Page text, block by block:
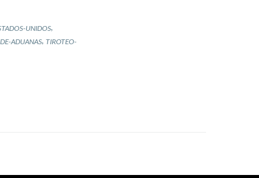
UNIDOS,
ADUANAS, TIROTEO-